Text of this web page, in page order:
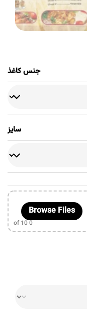
جنس کاغذ
سایز
Browse Files
0
of 10